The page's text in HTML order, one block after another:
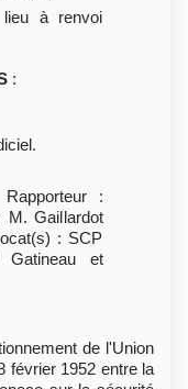
à renvoi
:
:
M. Gaillardot
: SCP
et
de l'Union
février 1952 entre la